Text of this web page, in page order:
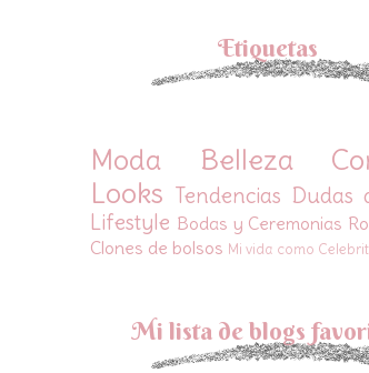
Etiquetas
Moda Belleza
Looks Tendencias Dudas
Lifestyle Bodas y Ceremonias
Clones de bolsos Mi vida como
Mi lista de blogs